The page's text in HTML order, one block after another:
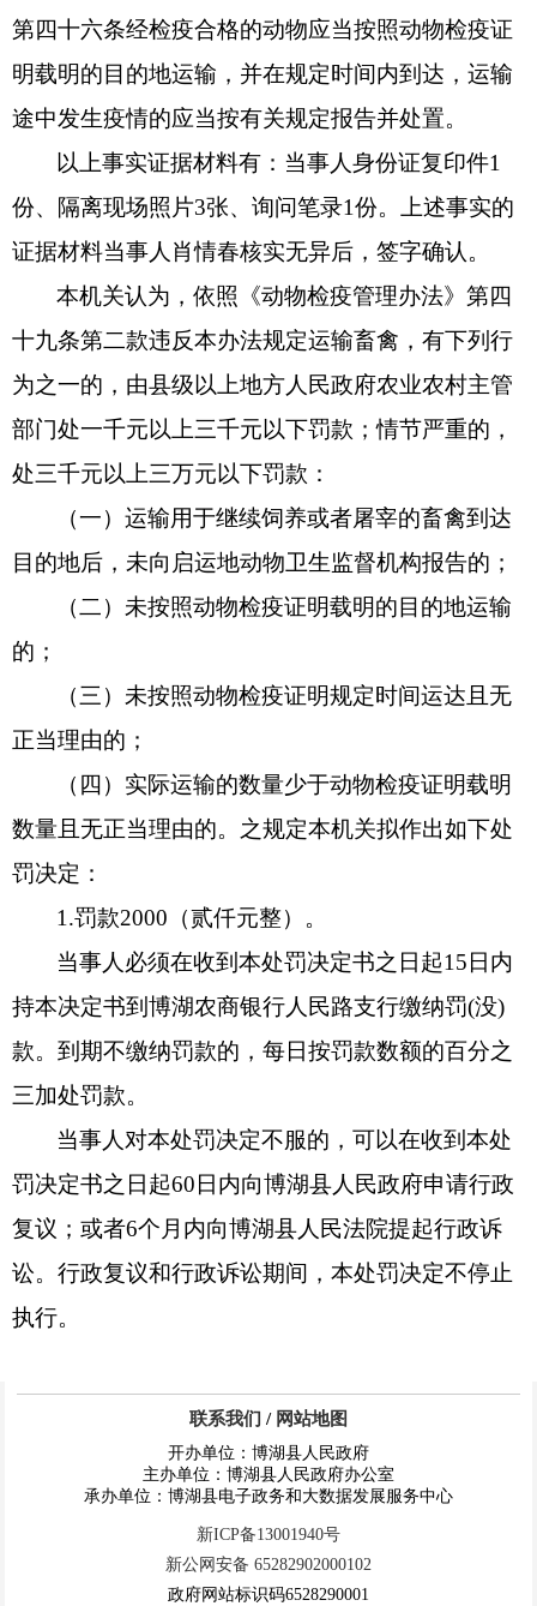
第四十六条经检疫合格的动物应当按照动物检疫证
明载明的目的地运输，并在规定时间内到达，运输
途中发生疫情的应当按有关规定报告并处置。
以上事实证据材料有：当事人身份证复印件1
份、隔离现场照片3张、询问笔录1份。上述事实的
证据材料当事人肖情春核实无异后，签字确认。
本机关认为，依照《动物检疫管理办法》第四
十九条第二款违反本办法规定运输畜禽，有下列行
为之一的，由县级以上地方人民政府农业农村主管
部门处一千元以上三千元以下罚款；情节严重的，
处三千元以上三万元以下罚款：
（一）运输用于继续饲养或者屠宰的畜禽到达
目的地后，未向启运地动物卫生监督机构报告的；
（二）未按照动物检疫证明载明的目的地运输
的；
（三）未按照动物检疫证明规定时间运达且无
正当理由的；
（四）实际运输的数量少于动物检疫证明载明
数量且无正当理由的。之规定本机关拟作出如下处
罚决定：
1.罚款2000 （贰仟元整）。
当事人必须在收到本处罚决定书之日起15 日内
持本决定书到博湖农商银行人民路支行缴纳罚(没)
款。到期不缴纳罚款的，每日按罚款数额的百分之
三加处罚款。
当事人对本处罚决定不服的，可以在收到本处
罚决定书之日起60 日内向博湖县人民政府申请行政
复议；或者6个月内向博湖县人民法院提起行政诉
讼。行政复议和行政诉讼期间，本处罚决定不停止
执行。
联系我们 / 网站地图
开办单位：博湖县人民政府
主办单位：博湖县人民政府办公室
承办单位：博湖县电子政务和大数据发展服务中心
新ICP备13001940号
新公网安备 65282902000102
政府网站标识码6528290001